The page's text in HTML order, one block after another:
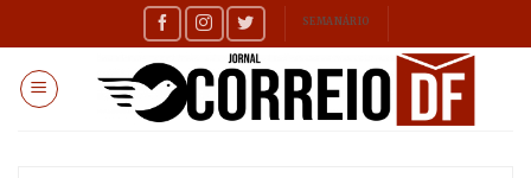
to
content
SEMANÁRIO